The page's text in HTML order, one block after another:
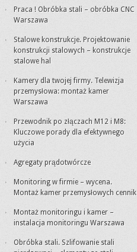
Praca ! Obróbka stali – obróbka CNC
Warszawa
Stalowe konstrukcje. Projektowanie
konstrukcji stalowych – konstrukcje
stalowe hal
Kamery dla twojej firmy. Telewizja
przemysłowa: montaż kamer
Warszawa
Przewodnik po złączach M12 i M8:
Kluczowe porady dla efektywnego
użycia
Agregaty prądotwórcze
Monitoring w firmie – wycena.
Montaż kamer przemysłowych cennik
Montaż monitoringu i kamer –
instalacja monitoringu Warszawa
Obróbka stali. Szlifowanie stali